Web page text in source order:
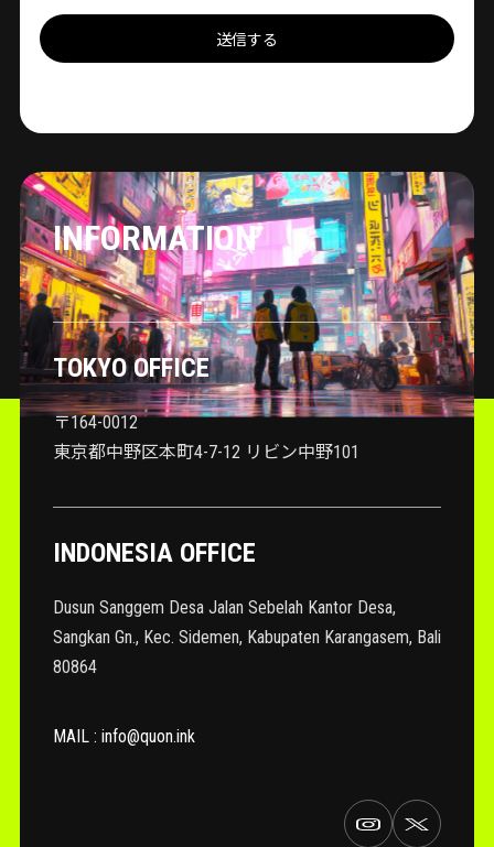
送信する
INFORMATION
TOKYO OFFICE
〒164-0012
東京都中野区本町4-7-12 リビン中野101
INDONESIA OFFICE
Dusun Sanggem Desa Jalan Sebelah Kantor Desa,
Sangkan Gn., Kec. Sidemen, Kabupaten Karangasem, Bali
80864
MAIL : info@quon.ink